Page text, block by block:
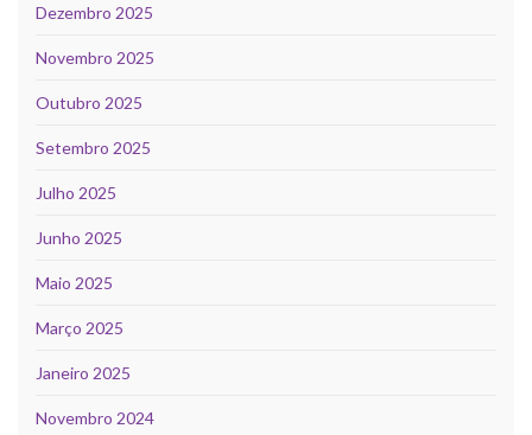
Dezembro 2025
Novembro 2025
Outubro 2025
Setembro 2025
Julho 2025
Junho 2025
Maio 2025
Março 2025
Janeiro 2025
Novembro 2024